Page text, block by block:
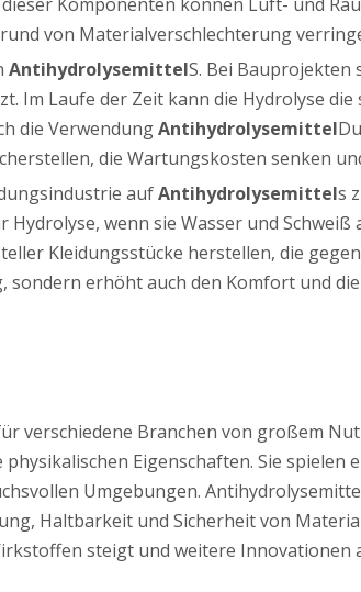
von Materialverschlechterung
AntihydrolysemittelS. Bei
Im Laufe der Zeit kann die Hydrolyse
die VerwendungAntihydrolysemittel
die Wartungskosten senken
aufAntihydrolysemittels
wenn sie Wasser und
Kleidungsstücke herstellen, die
erhöht auch den Komfort und
verschiedene Branchen von großem
Eigenschaften. Sie
Umgebungen.
Haltbarkeit und Sicherheit von
steigt und weitere Innovationen